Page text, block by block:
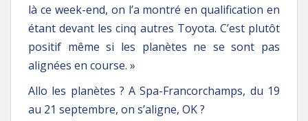
là ce week-end, on l’a montré en qualification en
étant devant les cinq autres Toyota. C’est plutôt
positif même si les planètes ne se sont pas
alignées en course. »
Allo les planètes ? A Spa-Francorchamps, du 19
au 21 septembre, on s’aligne, OK ?